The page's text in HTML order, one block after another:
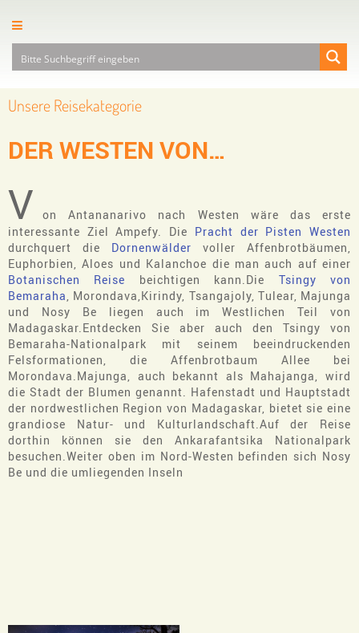
Unsere Reisekategorie
DER WESTEN VON
MADAGASKAR
V
on Antananarivo nach Westen wäre das erste
interessante Ziel Ampefy. Die Pracht der Pisten Westen
durchquert die Dornenwälder voller Affenbrotbäumen,
Euphorbien, Aloes und Kalanchoe die man auch auf einer
Botanischen Reise beichtigen kann.Die Tsingy von
Bemaraha, Morondava,Kirindy, Tsangajoly, Tulear, Majunga
und Nosy Be liegen auch im Westlichen Teil von
Madagaskar.Entdecken Sie aber auch den Tsingy von
Bemaraha-Nationalpark mit seinem beeindruckenden
Felsformationen, die Affenbrotbaum Allee bei
Morondava.Majunga, auch bekannt als Mahajanga, wird
die Stadt der Blumen genannt. Hafenstadt und Hauptstadt
der nordwestlichen Region von Madagaskar, bietet sie eine
grandiose Natur- und Kulturlandschaft.Auf der Reise
dorthin können sie den Ankarafantsika Nationalpark
besuchen.Weiter oben im Nord-Westen befinden sich Nosy
Be und die umliegenden Inseln